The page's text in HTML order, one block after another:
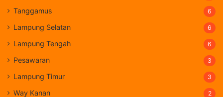
Tanggamus 6
Lampung Selatan 6
Lampung Tengah 6
Pesawaran 3
Lampung Timur 3
Way Kanan 2